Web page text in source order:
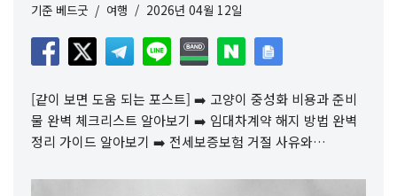
기준 베드굿 여행 2026년 04월 12일
[같이 보면 도움 되는 포스트] ➡️ 고양이 중성화 비용과 준비
물 완벽 체크리스트 알아보기 ➡️ 임대차계약 해지 방법 완벽
정리 가이드 알아보기 ➡️ 전세보증보험 거절 사유와…